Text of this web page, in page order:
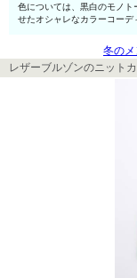
色については、黒白のモノ
せたオシャレなカラーコーデ
冬の
レザーブルゾンのニット